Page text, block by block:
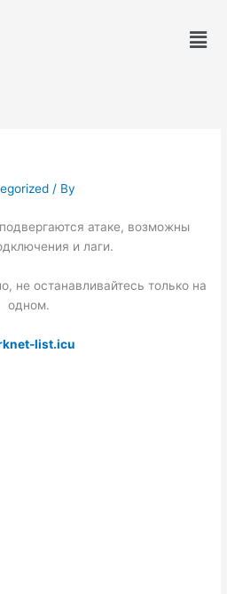
/ By
атаке, возможны
и лаги.
не останавливайтесь только на
одном.
list.icu